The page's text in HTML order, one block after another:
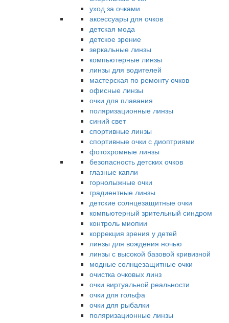
уход за очками
аксессуары для очков
детская мода
детское зрение
зеркальные линзы
компьютерные линзы
линзы для водителей
мастерская по ремонту очков
офисные линзы
очки для плавания
поляризационные линзы
синий свет
спортивные линзы
спортивные очки с диоптриями
фотохромные линзы
безопасность детских очков
глазные капли
горнолыжные очки
градиентные линзы
детские солнцезащитные очки
компьютерный зрительный синдром
контроль миопии
коррекция зрения у детей
линзы для вождения ночью
линзы с высокой базовой кривизной
модные солнцезащитные очки
очистка очковых линз
очки виртуальной реальности
очки для гольфа
очки для рыбалки
поляризационные линзы